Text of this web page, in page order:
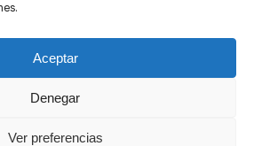
Aceptar
Denegar
Ver preferencias
Valencia.